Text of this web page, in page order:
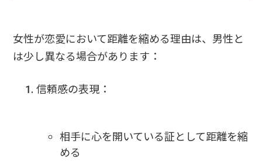
女性が恋愛において距離を縮める理由は、男性と
は少し異なる場合があります：
信頼感の表現：
相手に心を開いている証として距離を縮
める